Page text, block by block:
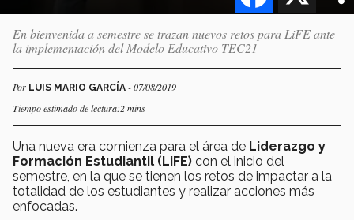
En bienvenida a semestre se trazan nuevos retos para LiFE ante
la implementación del Modelo Educativo TEC21
Por LUIS MARIO GARCÍA - 07/08/2019
Tiempo estimado de lectura:2 mins
Una nueva era comienza para el área de Liderazgo y
Formación Estudiantil (LiFE) con el inicio del
semestre, en la que se tienen los retos de impactar a la
totalidad de los estudiantes y realizar acciones más
enfocadas.